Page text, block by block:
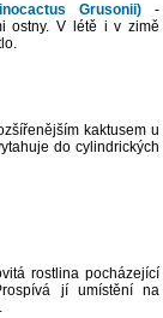
Grusonii)-
ostny. V létě i v zimě
kaktusem u
do cylindrických
rostlina pocházející
jí umístění na